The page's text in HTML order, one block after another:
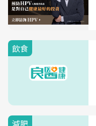
飲食
減肥